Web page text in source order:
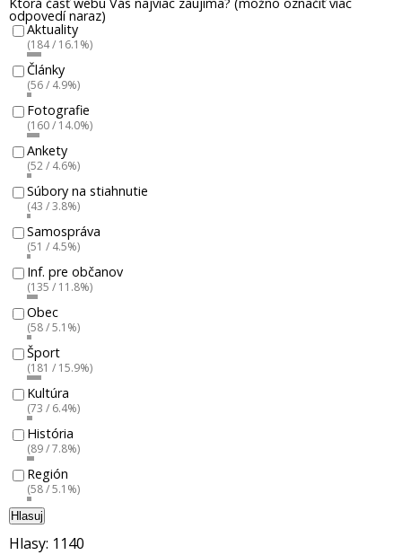
odpovedí naraz)
Aktuality
(184 / 16.1%)
Články
(56 / 4.9%)
Fotografie
(160 / 14.0%)
Ankety
(52 / 4.6%)
Súbory na stiahnutie
(43 / 3.8%)
Samospráva
(51 / 4.5%)
Inf. pre občanov
(135 / 11.8%)
Obec
(58 / 5.1%)
Šport
(181 / 15.9%)
Kultúra
(73 / 6.4%)
História
(89 / 7.8%)
Región
(58 / 5.1%)
Hlasuj
Hlasy: 1140